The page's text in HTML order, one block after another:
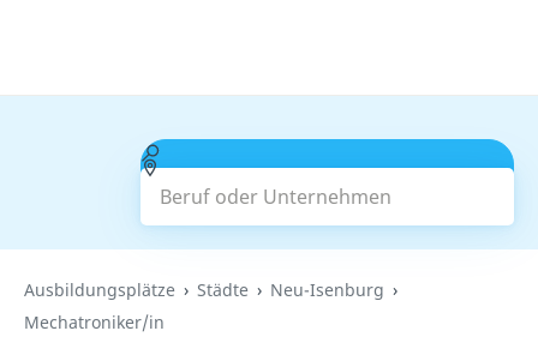
Beruf oder Unternehmen
Suchen
Ausbildungsplätze Städte
Neu-Isenburg
Mechatroniker/in